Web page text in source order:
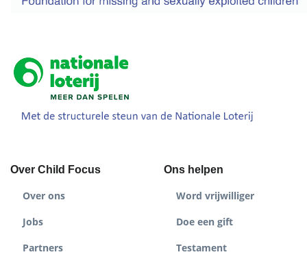
Over Child Focus
Over ons
Jobs
Partners
Ons helpen
Word vrijwilliger
Doe een gift
Testament